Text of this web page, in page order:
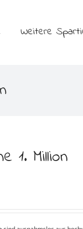
Weitere
1. Million